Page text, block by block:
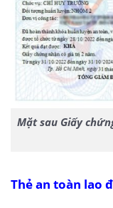
Mặt sau Giấy
Thẻ an toàn lao